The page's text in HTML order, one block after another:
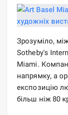
Зрозуміло,
Sotheby's
Miami.
напрямку, а
експозицію
більш ніж 80